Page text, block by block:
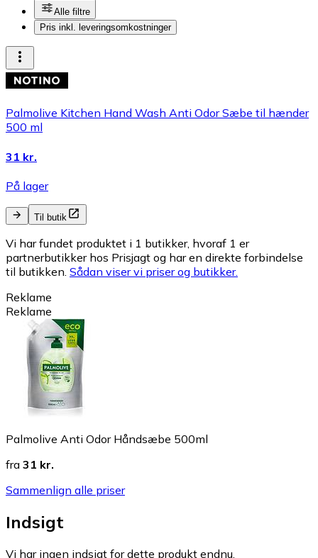
Alle filtre
Pris inkl. leveringsomkostninger
Palmolive Kitchen Hand Wash Anti Odor Sæbe til hænder
500 ml
31 kr.
På lager
Til butik
Vi har fundet produktet i 1 butikker, hvoraf 1 er
partnerbutikker hos Prisjagt og har en direkte forbindelse
til butikken. Sådan viser vi priser og butikker.
Reklame
Reklame
Palmolive Anti Odor Håndsæbe 500ml
fra 31 kr.
Sammenlign alle priser
Indsigt
Vi har ingen indsigt for dette produkt endnu.